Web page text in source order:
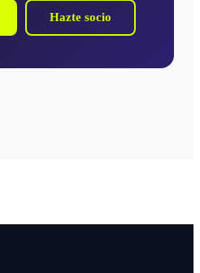
Hazte socio